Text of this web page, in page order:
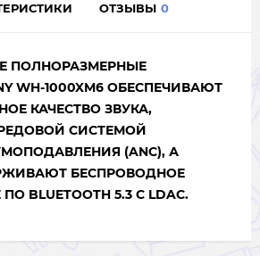
ОТЗЫВЫ 0
ПОЛНОРАЗМЕРНЫЕ
WH-1000XM6 ОБЕСПЕЧИВАЮТ
КАЧЕСТВО ЗВУКА,
СИСТЕМОЙ
(ANC), А
БЕСПРОВОДНОЕ
BLUETOOTH 5.3 С LDAC.